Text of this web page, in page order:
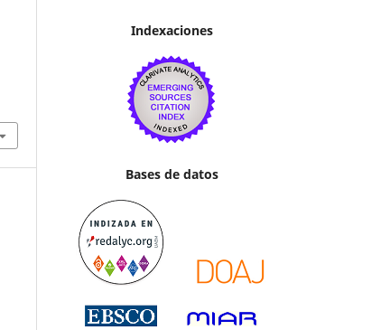
Indexaciones
Bases de datos